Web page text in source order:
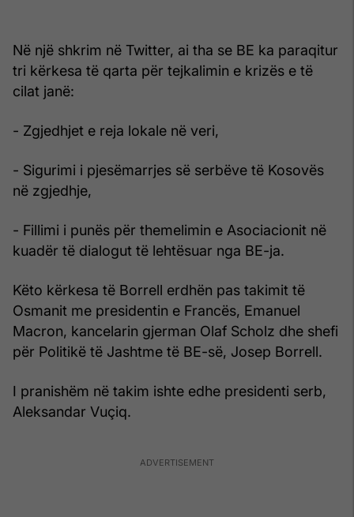
Në një shkrim në Twitter, ai tha se BE ka paraqitur
tri kërkesa të qarta për tejkalimin e krizës e të
cilat janë:
- Zgjedhjet e reja lokale në veri,
- Sigurimi i pjesëmarrjes së serbëve të Kosovës
në zgjedhje,
- Fillimi i punës për themelimin e Asociacionit në
kuadër të dialogut të lehtësuar nga BE-ja.
Këto kërkesa të Borrell erdhën pas takimit të
Osmanit me presidentin e Francës, Emanuel
Macron, kancelarin gjerman Olaf Scholz dhe shefi
për Politikë të Jashtme të BE-së, Josep Borrell.
I pranishëm në takim ishte edhe presidenti serb,
Aleksandar Vuçiq.